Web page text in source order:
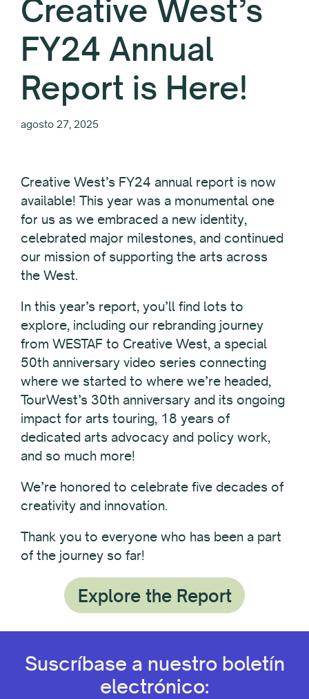
Creative West’s
FY24 Annual
Report is Here!
agosto 27, 2025
Creative West’s FY24 annual report is now
available! This year was a monumental one
for us as we embraced a new identity,
celebrated major milestones, and continued
our mission of supporting the arts across
the West.
In this year’s report, you’ll find lots to
explore, including our rebranding journey
from WESTAF to Creative West, a special
50th anniversary video series connecting
where we started to where we’re headed,
TourWest’s 30th anniversary and its ongoing
impact for arts touring, 18 years of
dedicated arts advocacy and policy work,
and so much more!
We’re honored to celebrate five decades of
creativity and innovation.
Thank you to everyone who has been a part
of the journey so far!
Explore the Report
Suscríbase a nuestro boletín
electrónico: